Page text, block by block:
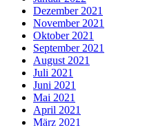
Dezember 2021
November 2021
Oktober 2021
September 2021
August 2021
Juli 2021
Juni 2021
Mai 2021
April 2021
März 2021